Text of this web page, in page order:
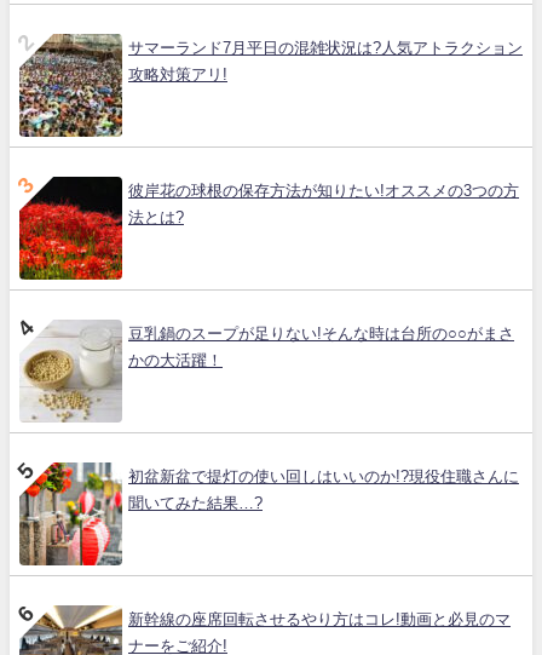
サマーランド7月平日の混雑状況は?人気アトラクション
攻略対策アリ!
彼岸花の球根の保存方法が知りたい!オススメの3つの方
法とは?
豆乳鍋のスープが足りない!そんな時は台所の○○がまさ
かの大活躍！
初盆新盆で提灯の使い回しはいいのか!?現役住職さんに
聞いてみた結果…?
新幹線の座席回転させるやり方はコレ!動画と必見のマ
ナーをご紹介!